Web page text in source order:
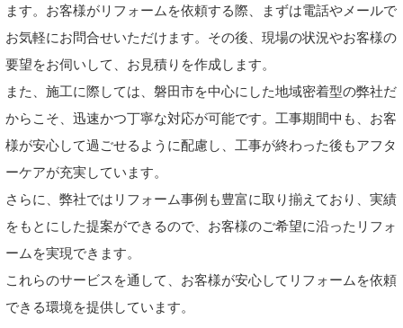
ます。お客様がリフォームを依頼する際、まずは電話やメールで
お気軽にお問合せいただけます。その後、現場の状況やお客様の
要望をお伺いして、お見積りを作成します。
また、施工に際しては、磐田市を中心にした地域密着型の弊社だ
からこそ、迅速かつ丁寧な対応が可能です。工事期間中も、お客
様が安心して過ごせるように配慮し、工事が終わった後もアフタ
ーケアが充実しています。
さらに、弊社ではリフォーム事例も豊富に取り揃えており、実績
をもとにした提案ができるので、お客様のご希望に沿ったリフォ
ームを実現できます。
これらのサービスを通して、お客様が安心してリフォームを依頼
できる環境を提供しています。